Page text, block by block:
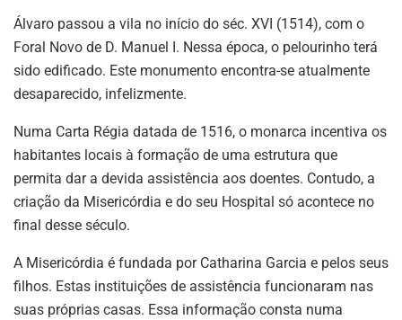
Álvaro passou a vila no início do séc. XVI (1514), com o
Foral Novo de D. Manuel I. Nessa época, o pelourinho terá
sido edificado. Este monumento encontra-se atualmente
desaparecido, infelizmente.
Numa Carta Régia datada de 1516, o monarca incentiva os
habitantes locais à formação de uma estrutura que
permita dar a devida assistência aos doentes. Contudo, a
criação da Misericórdia e do seu Hospital só acontece no
final desse século.
A Misericórdia é fundada por Catharina Garcia e pelos seus
filhos. Estas instituições de assistência funcionaram nas
suas próprias casas. Essa informação consta numa